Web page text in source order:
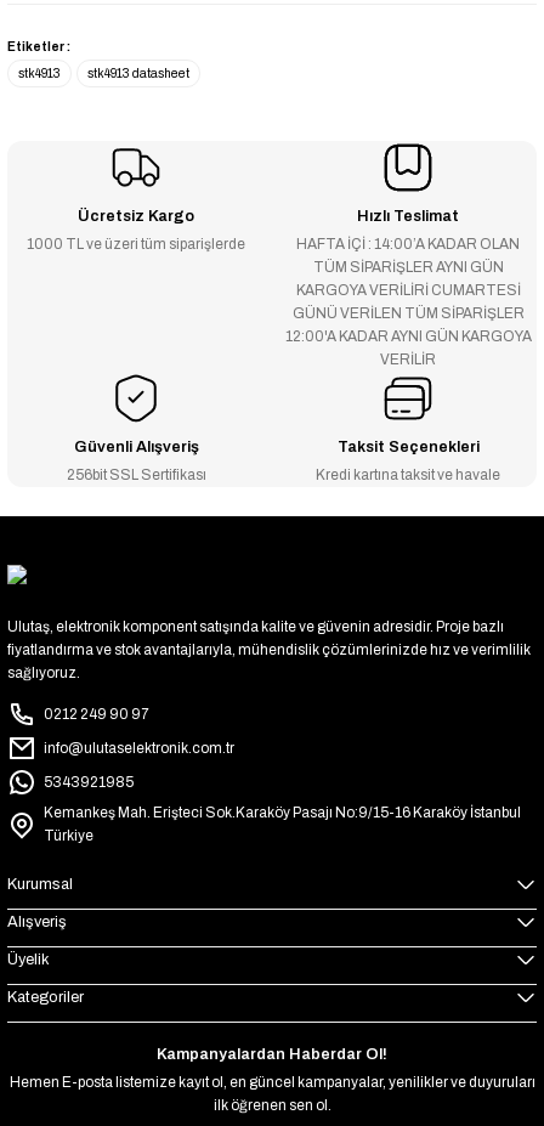
Etiketler :
stk4913
stk4913 datasheet
Ücretsiz Kargo
1000 TL ve üzeri tüm siparişlerde
Hızlı Teslimat
HAFTA İÇİ : 14:00’A KADAR OLAN
TÜM SİPARİŞLER AYNI GÜN
KARGOYA VERİLİRİ CUMARTESİ
GÜNÜ VERİLEN TÜM SİPARİŞLER
12:00'A KADAR AYNI GÜN KARGOYA
VERİLİR
Güvenli Alışveriş
256bit SSL Sertifikası
Taksit Seçenekleri
Kredi kartına taksit ve havale
Ulutaş, elektronik komponent satışında kalite ve güvenin adresidir. Proje bazlı
fiyatlandırma ve stok avantajlarıyla, mühendislik çözümlerinizde hız ve verimlilik
sağlıyoruz.
0212 249 90 97
info@ulutaselektronik.com.tr
5343921985
Kemankeş Mah. Erişteci Sok.Karaköy Pasajı No:9/15-16 Karaköy İstanbul
Türkiye
Kurumsal
Alışveriş
Üyelik
Kategoriler
Kampanyalardan Haberdar Ol!
Hemen E-posta listemize kayıt ol, en güncel kampanyalar, yenilikler ve duyuruları
ilk öğrenen sen ol.